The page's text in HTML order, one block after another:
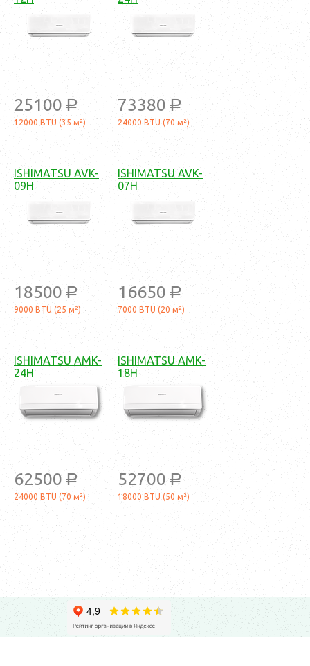
25100 a
12000 BTU (35 м²)
73380 a
24000 BTU (70 м²)
ISHIMATSU AVK-
09H
18500 a
9000 BTU (25 м²)
ISHIMATSU AVK-
07H
16650 a
7000 BTU (20 м²)
ISHIMATSU AMK-
24H
62500 a
24000 BTU (70 м²)
ISHIMATSU AMK-
18H
52700 a
18000 BTU (50 м²)